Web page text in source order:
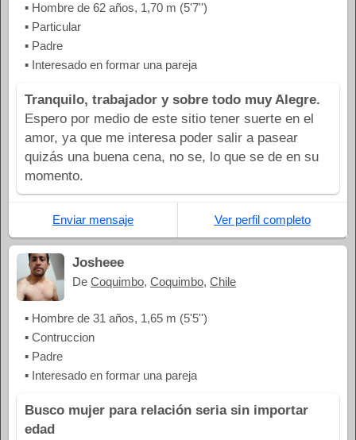
▪ Hombre de 62 años, 1,70 m (5'7'')
▪ Particular
▪ Padre
▪ Interesado en formar una pareja
Tranquilo, trabajador y sobre todo muy Alegre.
Espero por medio de este sitio tener suerte en el
amor, ya que me interesa poder salir a pasear
quizás una buena cena, no se, lo que se de en su
momento.
Enviar mensaje Ver perfil completo
Josheee
De Coquimbo, Coquimbo, Chile
▪ Hombre de 31 años, 1,65 m (5'5'')
▪ Contruccion
▪ Padre
▪ Interesado en formar una pareja
Busco mujer para relación seria sin importar
edad